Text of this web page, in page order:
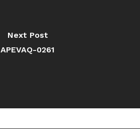
Next Post
APEVAQ-0261